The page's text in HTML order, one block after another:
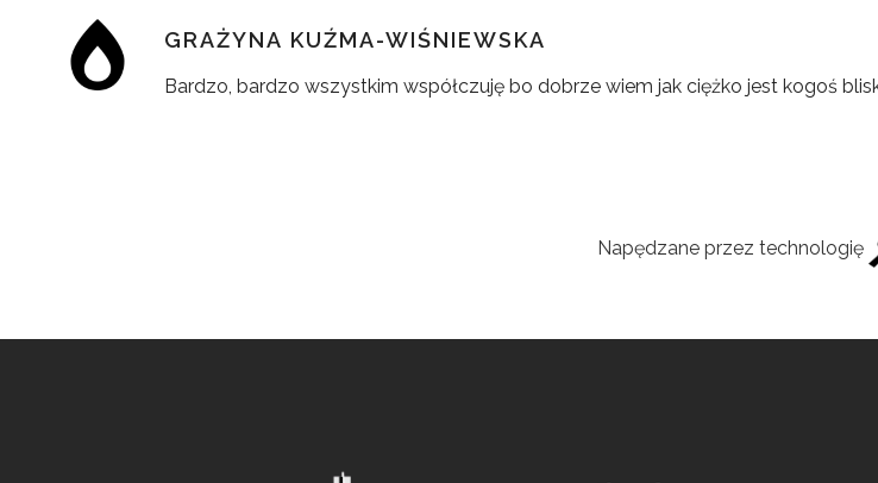
GRAŻYNA KUŹMA-WIŚNIEWSKA
Bardzo, bardzo wszystkim współczuję bo dobrze wiem jak ciężko jest kogoś
Napędzane przez technologię